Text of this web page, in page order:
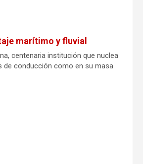
marítimo y fluvial
centenaria institución que nuclea
de conducción como en su masa